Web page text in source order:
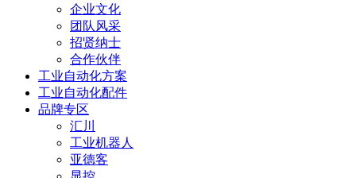
企业文化
团队风采
招贤纳士
合作伙伴
工业自动化方案
工业自动化配件
品牌专区
汇川
工业机器人
亚德客